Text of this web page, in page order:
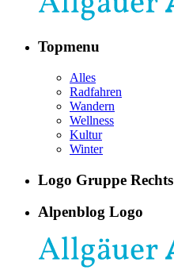
Topmenu
Alles
Radfahren
Wandern
Wellness
Kultur
Winter
Logo Gruppe Rechts
Alpenblog Logo